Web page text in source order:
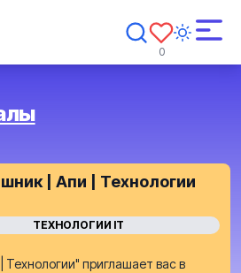
0
| Апи | Технологии
ТЕХНОЛОГИИ IT
приглашает вас в